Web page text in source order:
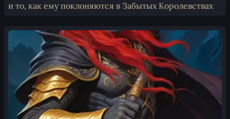
и то, как ему поклоняются в Забытых Королевствах